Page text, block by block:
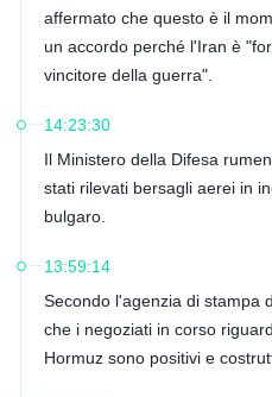
affermato che questo è il
un accordo perché l'Iran è
vincitore della guerra".
14:23:30
Il Ministero della Difesa
stati rilevati bersagli aerei in
bulgaro.
13:59:14
Secondo l'agenzia di stampa
che i negoziati in corso
Hormuz sono positivi e